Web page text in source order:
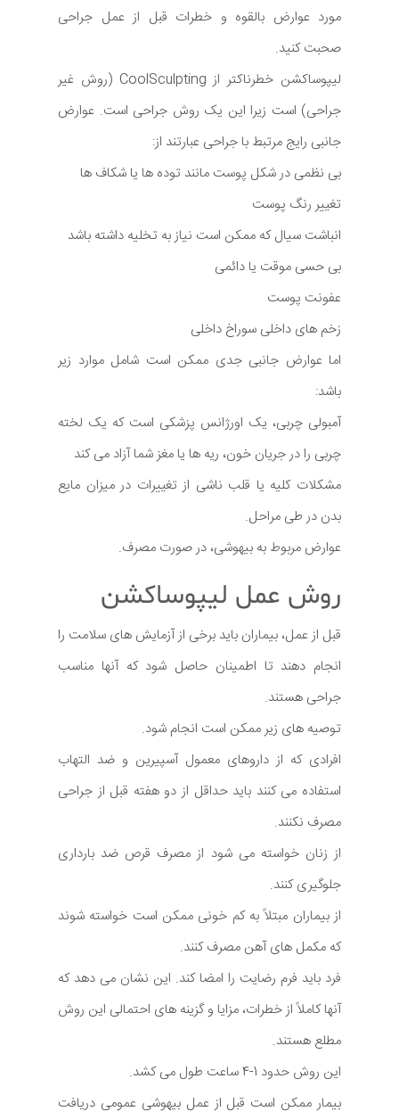
مورد عوارض بالقوه و خطرات قبل از عمل جراحی
صحبت کنید.
لیپوساکشن خطرناکتر از CoolSculpting (روش غیر
جراحی) است زیرا این یک روش جراحی است. عوارض
جانبی رایج مرتبط با جراحی عبارتند از:
بی نظمی در شکل پوست مانند توده ها یا شکاف ها
تغییر رنگ پوست
انباشت سیال که ممکن است نیاز به تخلیه داشته باشد
بی حسی موقت یا دائمی
عفونت پوست
زخم های داخلی سوراخ داخلی
اما عوارض جانبی جدی ممکن است شامل موارد زیر
باشد:
آمبولی چربی، یک اورژانس پزشکی است که یک لخته
چربی را در جریان خون، ریه ها یا مغز شما آزاد می کند
مشکلات کلیه یا قلب ناشی از تغییرات در میزان مایع
بدن در طی مراحل.
عوارض مربوط به بیهوشی، در صورت مصرف.
روش عمل لیپوساکشن
قبل از عمل، بیماران باید برخی از آزمایش های سلامت را
انجام دهند تا اطمینان حاصل شود که آنها مناسب
جراحی هستند.
توصیه های زیر ممکن است انجام شود.
افرادی که از داروهای معمول آسپیرین و ضد التهاب
استفاده می کنند باید حداقل از دو هفته قبل از جراحی
مصرف نکنند.
از زنان خواسته می شود از مصرف قرص ضد بارداری
جلوگیری کنند.
از بیماران مبتلاً به کم خونی ممکن است خواسته شوند
که مکمل های آهن مصرف کنند.
فرد باید فرم رضایت را امضا کند. این نشان می دهد که
آنها کاملاً از خطرات، مزایا و گزینه های احتمالی این روش
مطلع هستند.
این روش حدود 1-4 ساعت طول می کشد.
بیمار ممکن است قبل از عمل بیهوشی عمومی دریافت